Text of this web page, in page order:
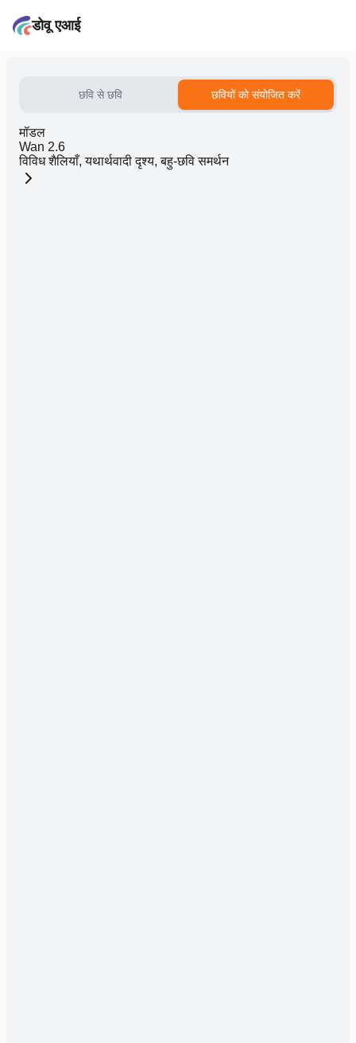
डोवू एआई
छवि से छवि छवियों को संयोजित करें
मॉडल
Wan 2.6
विविध शैलियाँ, यथार्थवादी दृश्य, बहु-छवि समर्थन